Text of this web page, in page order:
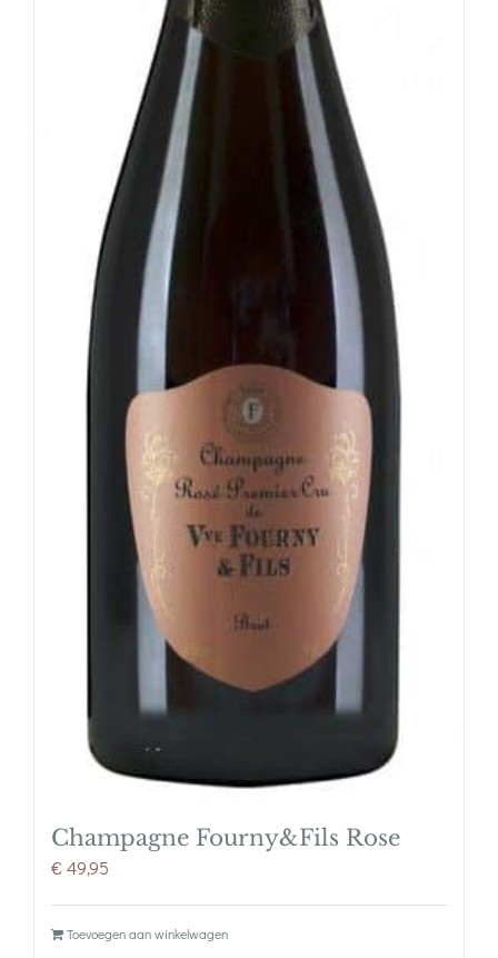
Champagne Fourny&Fils Rose
€49,95
Toevoegen aan winkelwagen